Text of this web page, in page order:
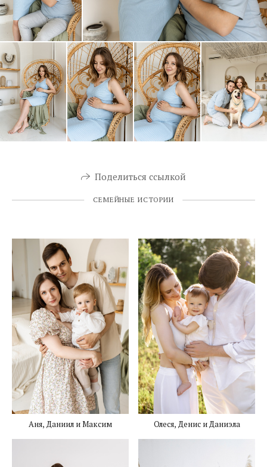
Поделиться ссылкой
СЕМЕЙНЫЕ ИСТОРИИ
Аня, Даниил и Максим Олеся, Денис и Даниэла